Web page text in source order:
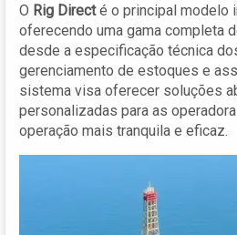
O Rig Directé o principal modelo
oferecendo uma gama completa
desde a especificação técnica
gerenciamento de estoques e
sistema visa oferecer soluções
personalizadas para as
operação mais tranquila e eficaz.